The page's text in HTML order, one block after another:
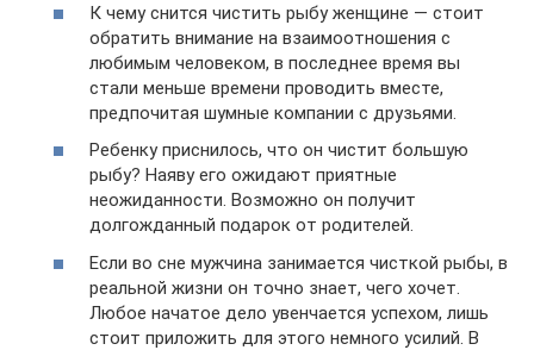
К чему снится чистить рыбу женщине — стоит
обратить внимание на взаимоотношения с
любимым человеком, в последнее время вы
стали меньше времени проводить вместе,
предпочитая шумные компании с друзьями.
Ребенку приснилось, что он чистит большую
рыбу? Наяву его ожидают приятные
неожиданности. Возможно он получит
долгожданный подарок от родителей.
Если во сне мужчина занимается чисткой рыбы, в
реальной жизни он точно знает, чего хочет.
Любое начатое дело увенчается успехом, лишь
стоит приложить для этого немного усилий. В